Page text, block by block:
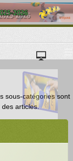
sous-catégories sont
articles.